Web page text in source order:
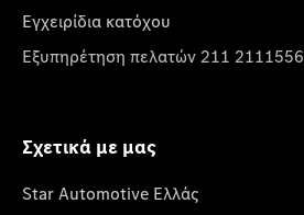
Εγχειρίδια κατόχου
Εξυπηρέτηση πελατών 211 2111556
Σχετικά με μας
Star Automotive Ελλάς